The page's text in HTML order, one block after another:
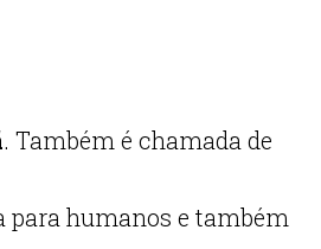
. Também é chamada de
para humanos e também